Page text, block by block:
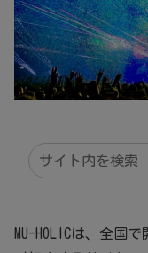
MU-HOLICは、全国